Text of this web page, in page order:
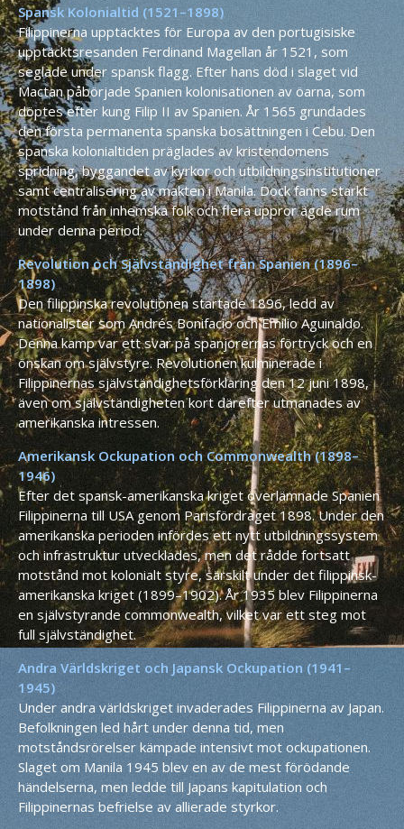
Spansk Kolonialtid (1521–1898)
Filippinerna upptäcktes för Europa av den portugisiske
upptäcktsresanden Ferdinand Magellan år 1521, som
seglade under spansk flagg. Efter hans död i slaget vid
Mactan påbörjade Spanien kolonisationen av öarna, som
döptes efter kung Filip II av Spanien. År 1565 grundades
den första permanenta spanska bosättningen i Cebu. Den
spanska kolonialtiden präglades av kristendomens
spridning, byggandet av kyrkor och utbildningsinstitutioner
samt centralisering av makten i Manila. Dock fanns starkt
motstånd från inhemska folk och flera uppror ägde rum
under denna period.
Revolution och Självständighet från Spanien (1896–
1898)
Den filippinska revolutionen startade 1896, ledd av
nationalister som Andrés Bonifacio och Emilio Aguinaldo.
Denna kamp var ett svar på spanjorernas förtryck och en
önskan om självstyre. Revolutionen kulminerade i
Filippinernas självständighetsförklaring den 12 juni 1898,
även om självständigheten kort därefter utmanades av
amerikanska intressen.
Amerikansk Ockupation och Commonwealth (1898–
1946)
Efter det spansk-amerikanska kriget överlämnade Spanien
Filippinerna till USA genom Parisfördraget 1898. Under den
amerikanska perioden infördes ett nytt utbildningssystem
och infrastruktur utvecklades, men det rådde fortsatt
motstånd mot kolonialt styre, särskilt under det filippinsk-
amerikanska kriget (1899–1902). År 1935 blev Filippinerna
en självstyrande commonwealth, vilket var ett steg mot
full självständighet.
Andra Världskriget och Japansk Ockupation (1941–
1945)
Under andra världskriget invaderades Filippinerna av Japan.
Befolkningen led hårt under denna tid, men
motståndsrörelser kämpade intensivt mot ockupationen.
Slaget om Manila 1945 blev en av de mest förödande
händelserna, men ledde till Japans kapitulation och
Filippinernas befrielse av allierade styrkor.